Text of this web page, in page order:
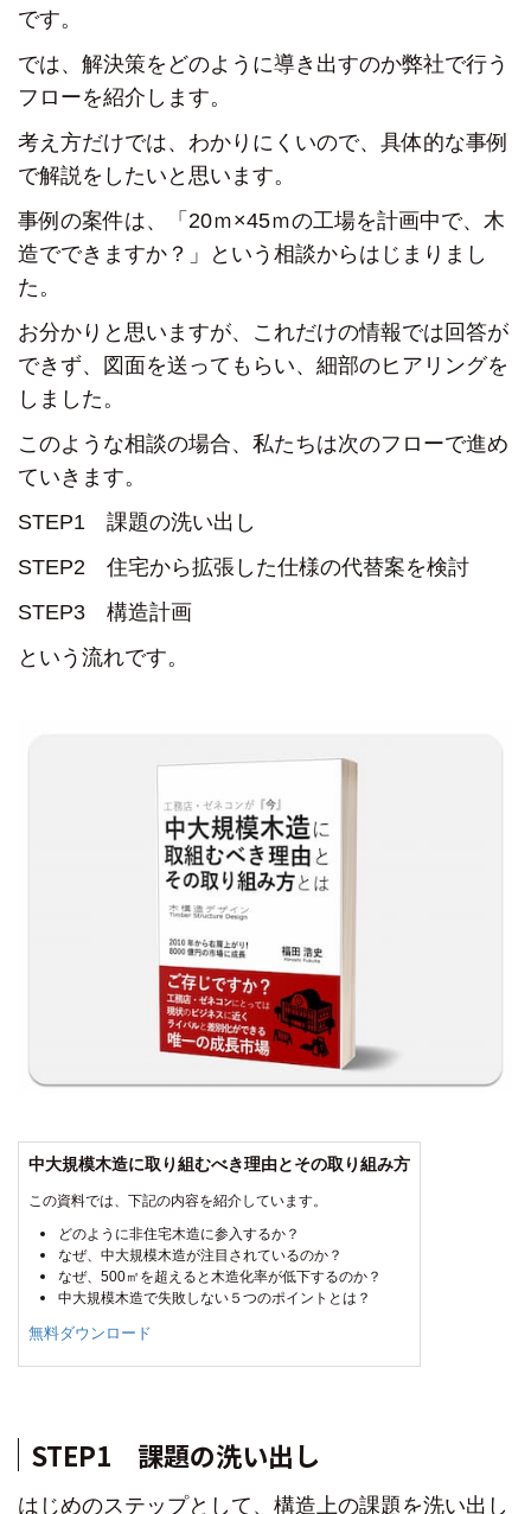
です。
では、解決策をどのように導き出すのか弊社で行う
フローを紹介します。
考え方だけでは、わかりにくいので、 具体的な事例
で解説をしたいと思います。
事例の案件は、
「20ｍ×45ｍの工場を計画中で、木
造でできますか？」
という相談からはじまりまし
た。
お分かりと思いますが、 これだけの情報では回答が
できず、
図面を送ってもらい、細部のヒアリングを
しました。
このような相談の場合、 私たちは次のフローで進め
ていきます。
STEP1 課題の洗い出し
STEP2 住宅から拡張した仕様の代替案を検討
STEP3 構造計画
という流れです。
中大規模木造に取り組むべき理由とその取り組み方
この資料では、下記の内容を紹介しています。
どのように非住宅木造に参入するか？
なぜ、中大規模木造が注目されているのか？
なぜ、500㎡を超えると木造化率が低下するのか？
中大規模木造で失敗しない５つのポイントとは？
無料ダウンロード
STEP1 課題の洗い出し
はじめのステップとして、 構造上の課題を洗い出し